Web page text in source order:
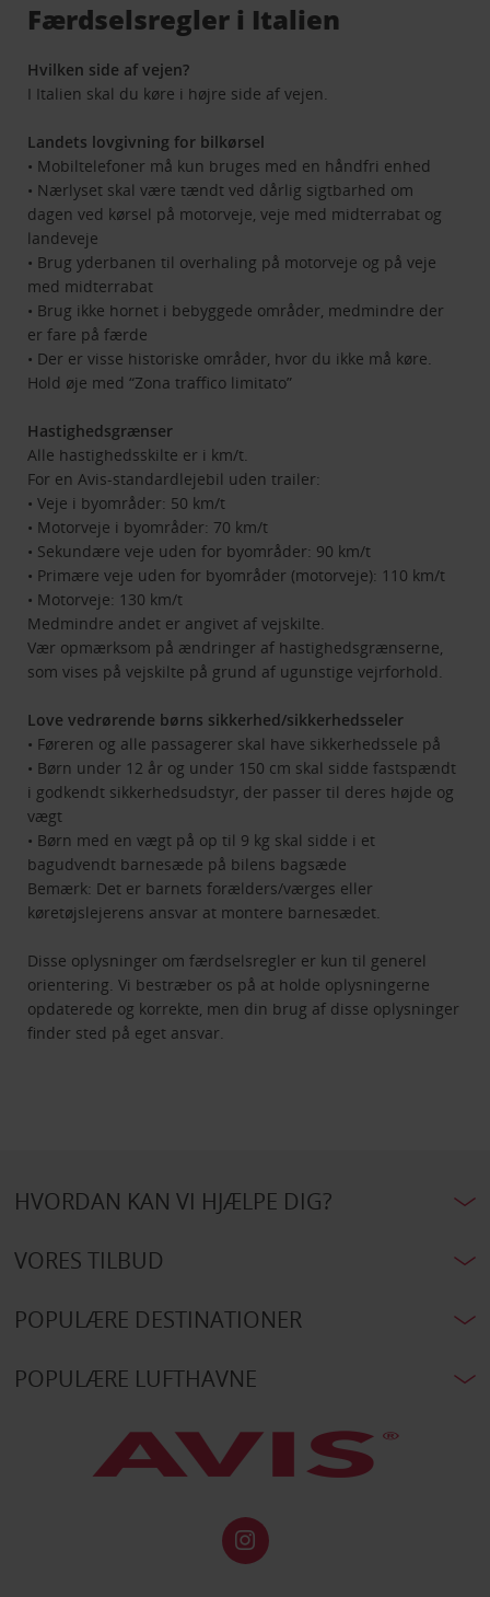
Færdselsregler i Italien
Hvilken side af vejen?
I Italien skal du køre i højre side af vejen.
Landets lovgivning for bilkørsel
• Mobiltelefoner må kun bruges med en håndfri enhed
• Nærlyset skal være tændt ved dårlig sigtbarhed om
dagen ved kørsel på motorveje, veje med midterrabat og
landeveje
• Brug yderbanen til overhaling på motorveje og på veje
med midterrabat
• Brug ikke hornet i bebyggede områder, medmindre der
er fare på færde
• Der er visse historiske områder, hvor du ikke må køre.
Hold øje med “Zona traffico limitato”
Hastighedsgrænser
Alle hastighedsskilte er i km/t.
For en Avis-standardlejebil uden trailer:
• Veje i byområder: 50 km/t
• Motorveje i byområder: 70 km/t
• Sekundære veje uden for byområder: 90 km/t
• Primære veje uden for byområder (motorveje): 110 km/t
• Motorveje: 130 km/t
Medmindre andet er angivet af vejskilte.
Vær opmærksom på ændringer af hastighedsgrænserne,
som vises på vejskilte på grund af ugunstige vejrforhold.
Love vedrørende børns sikkerhed/sikkerhedsseler
• Føreren og alle passagerer skal have sikkerhedssele på
• Børn under 12 år og under 150 cm skal sidde fastspændt
i godkendt sikkerhedsudstyr, der passer til deres højde og
vægt
• Børn med en vægt på op til 9 kg skal sidde i et
bagudvendt barnesæde på bilens bagsæde
Bemærk: Det er barnets forælders/værges eller
køretøjslejerens ansvar at montere barnesædet.
Disse oplysninger om færdselsregler er kun til generel
orientering. Vi bestræber os på at holde oplysningerne
opdaterede og korrekte, men din brug af disse oplysninger
finder sted på eget ansvar.
HVORDAN KAN VI HJÆLPE DIG?
VORES TILBUD
POPULÆRE DESTINATIONER
POPULÆRE LUFTHAVNE